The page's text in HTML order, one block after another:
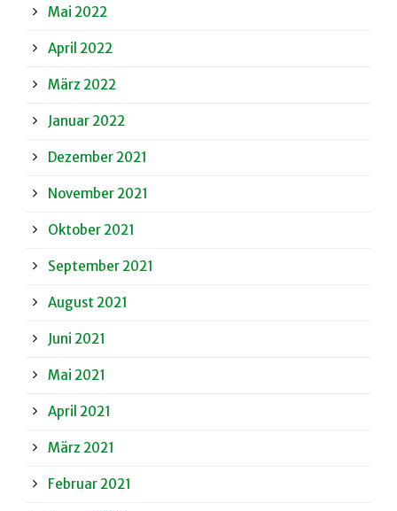
Mai 2022
April 2022
März 2022
Januar 2022
Dezember 2021
November 2021
Oktober 2021
September 2021
August 2021
Juni 2021
Mai 2021
April 2021
März 2021
Februar 2021